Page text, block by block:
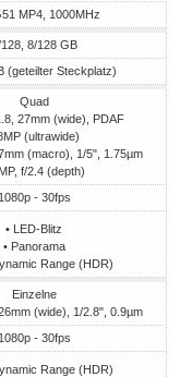
MP4, 1000MHz
8/128 GB
(geteilter Steckplatz)
Quad
27mm (wide), PDAF
(ultrawide)
(macro), 1/5", 1.75µm
f/2.4 (depth)
1080p - 30fps
• LED-Blitz
• Panorama
Range (HDR)
Einzelne
(wide), 1/2.8", 0.9µm
1080p - 30fps
Range (HDR)